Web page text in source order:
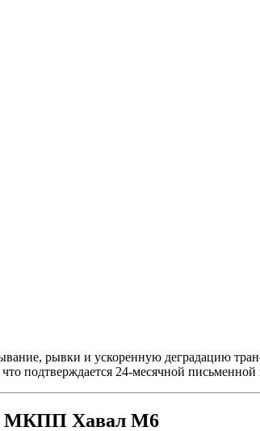
рывки и ускоренную деградацию
подтверждается 24-месячной письменной
МКПП Хавал М6